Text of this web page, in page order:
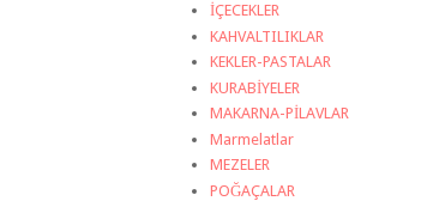
İÇECEKLER
KAHVALTILIKLAR
KEKLER-PASTALAR
KURABİYELER
MAKARNA-PİLAVLAR
Marmelatlar
MEZELER
POĞAÇALAR